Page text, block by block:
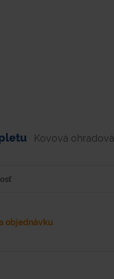
Kovová
objednávku